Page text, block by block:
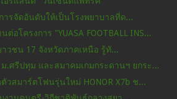
ารจัดอันดับให้เป็นโรงพยาบาลที่ด...
อโครงการ "YUASA FOOTBALL INS...
วชน 17 จังหวัดภาคเหนือ รู้ทั...
ม.ศรีปทุม และสมาคมเกมกระดานฯ ยกระ...
ตัวสมาร์ตโฟนรุ่นใหม่ HONOR X7b ช...